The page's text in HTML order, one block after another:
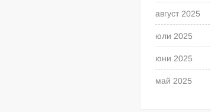
август 2025
юли 2025
юни 2025
май 2025